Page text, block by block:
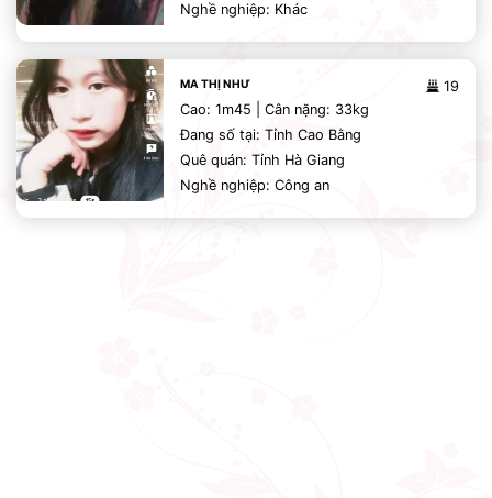
Nghề nghiệp: Khác
19
MA THỊ NHƯ
Cao: 1m45 | Cân nặng: 33kg
Đang số tại: Tỉnh Cao Bằng
Quê quán: Tỉnh Hà Giang
Nghề nghiệp: Công an